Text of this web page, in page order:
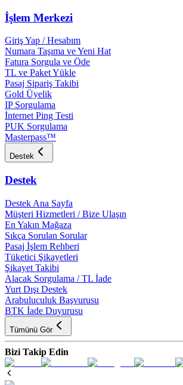
İşlem Merkezi
Giriş Yap / Hesabım
Numara Taşıma ve Yeni Hat
Fatura Sorgula ve Öde
TL ve Paket Yükle
Pasaj Sipariş Takibi
Gold Üyelik
IP Sorgulama
İnternet Ping Testi
PUK Sorgulama
Masterpass™
Destek
Destek
Destek Ana Sayfa
Müşteri Hizmetleri / Bize Ulaşın
En Yakın Mağaza
Sıkça Sorulan Sorular
Pasaj İşlem Rehberi
Tüketici Şikayetleri
Şikayet Takibi
Alacak Sorgulama / TL İade
Yurt Dışı Destek
Arabuluculuk Başvurusu
BTK İade Duyurusu
Tümünü Gör
Bizi Takip Edin